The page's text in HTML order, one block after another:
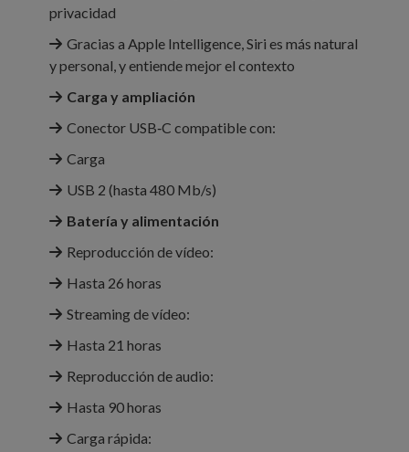
privacidad
Gracias a Apple Intelligence, Siri es más natural
y personal, y entiende mejor el contexto
Carga y ampliación
Conector USB‑C compatible con:
Carga
USB 2 (hasta 480 Mb/s)
Batería y alimentación
Reproducción de vídeo:
Hasta 26 horas
Streaming de vídeo:
Hasta 21 horas
Reproducción de audio:
Hasta 90 horas
Carga rápida: